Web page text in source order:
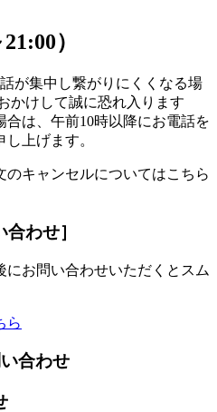
）
が集中し繋がりにくくなる場
かけして誠に恐れ入ります
は、午前10時以降にお電話を
上げます。
キャンセルについてはこちら
わせ］
お問い合わせいただくとスム
ら
合わせ